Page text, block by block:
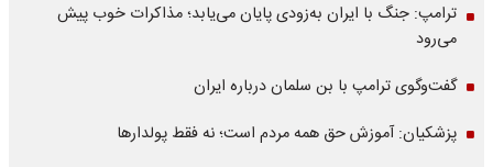
ترامپ: جنگ با ایران به‌زودی پایان می‌یابد؛ مذاکرات خوب پیش
می‌رود
گفت‌وگوی ترامپ با بن سلمان درباره ایران
پزشکیان: آموزش حق همه مردم است؛ نه فقط پولدارها